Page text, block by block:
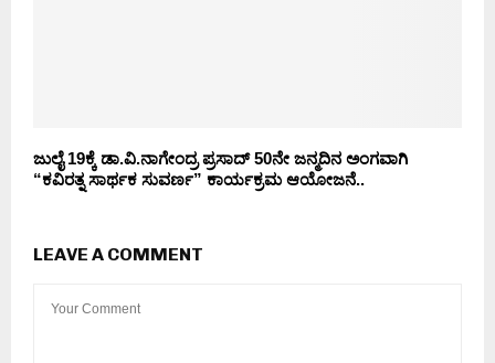
ಜುಲೈ 19ಕ್ಕೆ ಡಾ.ವಿ.ನಾಗೇಂದ್ರ ಪ್ರಸಾದ್ 50ನೇ ಜನ್ಮದಿನ ಅಂಗವಾಗಿ
“ಕವಿರತ್ನ ಸಾರ್ಥಕ ಸುವರ್ಣ” ಕಾರ್ಯಕ್ರಮ ಆಯೋಜನೆ..
LEAVE A COMMENT